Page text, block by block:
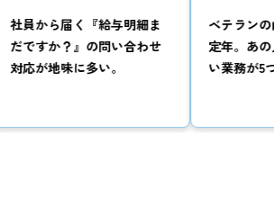
給与明細ま
問い合わせ
い。
ベテランの山田さんが来月
定年。あの人しか分からな
い業務が5つはある。